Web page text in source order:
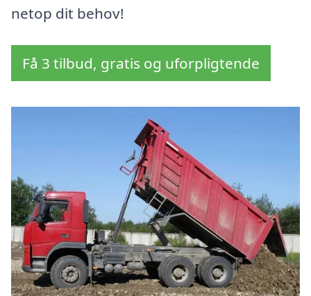
netop dit behov!
Få 3 tilbud, gratis og uforpligtende